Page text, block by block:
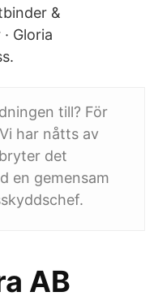
&
Gloria
till? För
har nåtts av
det
en gemensam
AB